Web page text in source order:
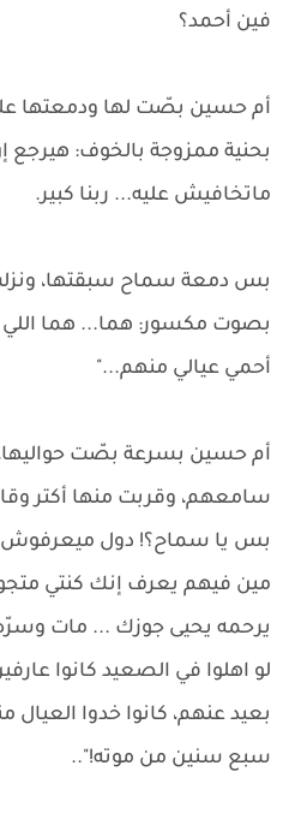
فين أحمد؟
أم حسين بصّت لها ودمعتها
بحنية ممزوجة بالخوف: هيرجع
ماتخافيش عليه... ربنا كبير.
بس دمعة سماح سبقتها،
بصوت مكسور: هما... هما
أحمي عيالي منهم..."
أم حسين بسرعة بصّت
سامعهم، وقربت منها أكتر
بس يا سماح؟! دول ميعرفوش
مين فيهم يعرف إنك كنتي
يرحمه يحيى جوزك ... مات
لو اهلوا في الصعيد كانوا
بعيد عنهم، كانوا خدوا
سبع سنين من موته!"..